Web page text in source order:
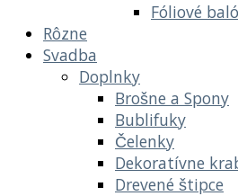
Fóliové
Rôzne
Svadba
Doplnky
Brošne a Spony
Bublifuky
Čelenky
Dekoratívne
Drevené štipce